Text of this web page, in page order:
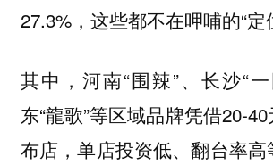
27.3%，这些都不在呷哺的“定
其中，河南“围辣”、长沙“
东“龍歌”等区域品牌凭借20-
布店，单店投资低、翻台率